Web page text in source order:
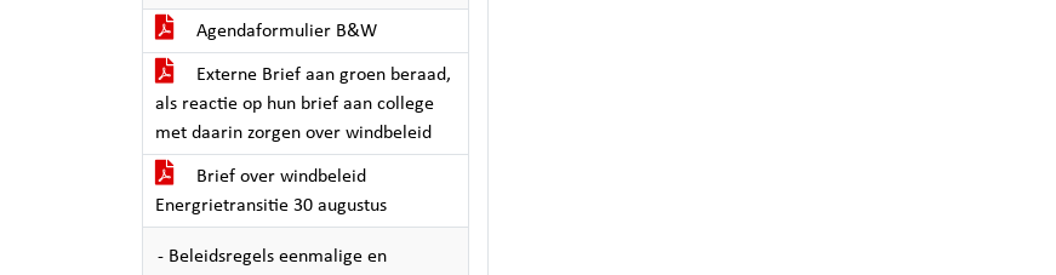
Agendaformulier B&W
Externe Brief aan groen beraad,
als reactie op hun brief aan college
met daarin zorgen over windbeleid
Brief over windbeleid
Energrietransitie 30 augustus
- Beleidsregels eenmalige en